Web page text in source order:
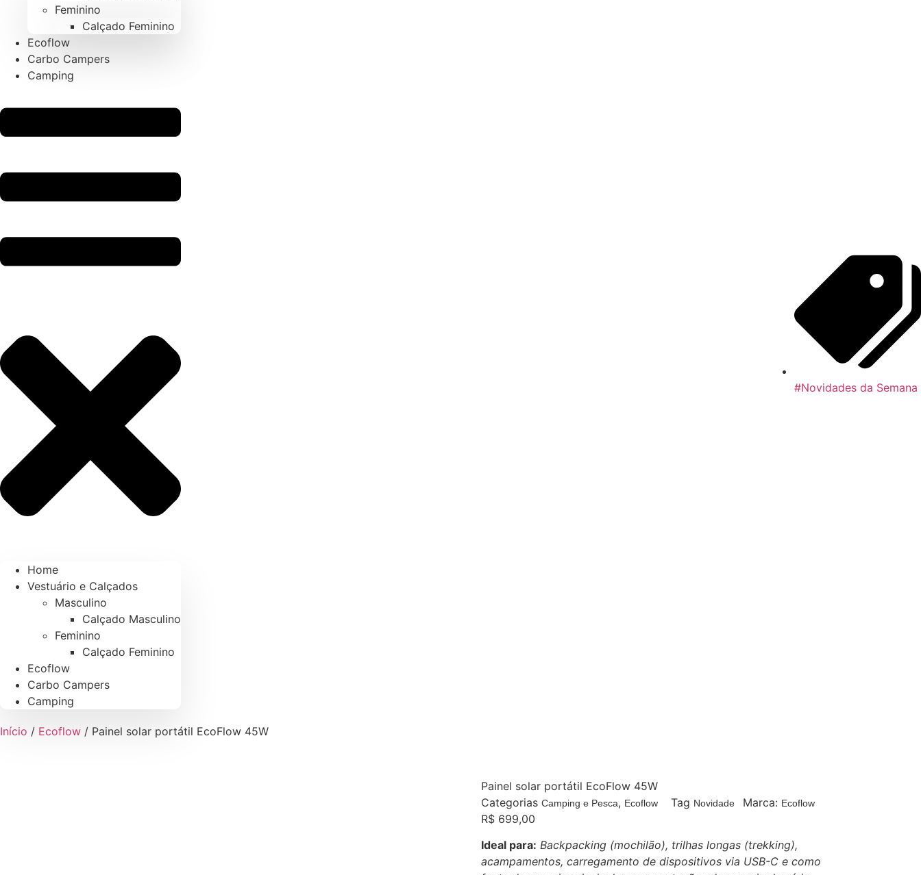
Feminino
Calçado Feminino
Ecoflow
Carbo Campers
Camping
Home
Vestuário e Calçados
Masculino
Calçado Masculino
Feminino
Calçado Feminino
Ecoflow
Carbo Campers
Camping
#Novidades da Semana
Início / Ecoflow / Painel solar portátil EcoFlow 45W
Painel solar portátil EcoFlow 45W
Categorias Camping e Pesca, Ecoflow Tag Novidade Marca: Ecoflow
R$ 699,00
Ideal para: Backpacking (mochilão), trilhas longas (trekking),
acampamentos, carregamento de dispositivos via USB-C e como